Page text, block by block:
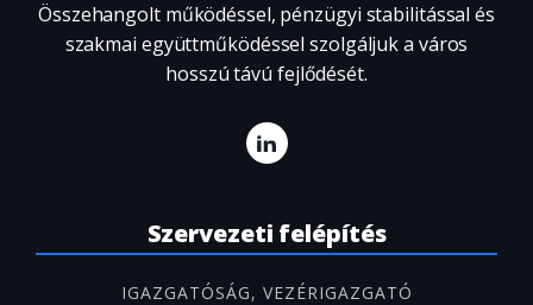
Összehangolt működéssel, pénzügyi stabilitással és
szakmai együttműködéssel szolgáljuk a város
hosszú távú fejlődését.
Szervezeti felépítés
IGAZGATÓSÁG, VEZÉRIGAZGATÓ